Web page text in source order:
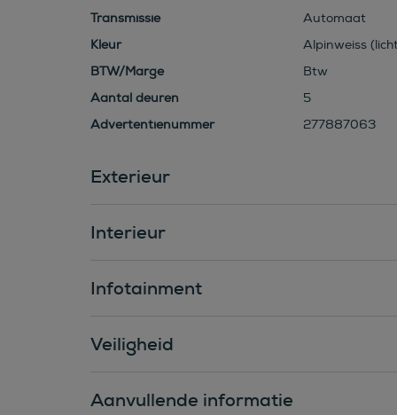
Transmissie
Automaat
Kleur
Alpinweiss
BTW/Marge
Btw
Aantal deuren
5
Advertentienummer
277887063
Exterieur
Interieur
Infotainment
Veiligheid
Aanvullende informatie